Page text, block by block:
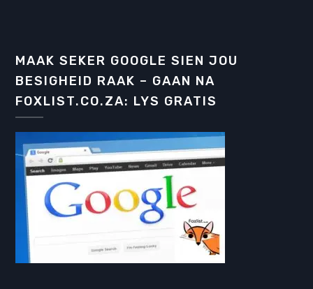
MAAK SEKER GOOGLE SIEN JOU
BESIGHEID RAAK – GAAN NA
FOXLIST.CO.ZA: LYS GRATIS